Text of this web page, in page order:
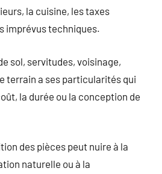
la cuisine, les taxes
imprévus techniques.
sol, servitudes, voisinage,
terrain a ses particularités qui
la durée ou la conception de
des pièces peut nuire à la
naturelle ou à la